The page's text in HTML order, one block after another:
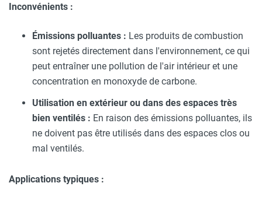
Inconvénients :
Émissions polluantes : Les produits de combustion
sont rejetés directement dans l'environnement, ce qui
peut entraîner une pollution de l'air intérieur et une
concentration en monoxyde de carbone.
Utilisation en extérieur ou dans des espaces très
bien ventilés : En raison des émissions polluantes, ils
ne doivent pas être utilisés dans des espaces clos ou
mal ventilés.
Applications typiques :